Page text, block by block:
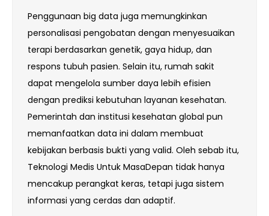
Penggunaan big data juga memungkinkan
personalisasi pengobatan dengan menyesuaikan
terapi berdasarkan genetik, gaya hidup, dan
respons tubuh pasien. Selain itu, rumah sakit
dapat mengelola sumber daya lebih efisien
dengan prediksi kebutuhan layanan kesehatan.
Pemerintah dan institusi kesehatan global pun
memanfaatkan data ini dalam membuat
kebijakan berbasis bukti yang valid. Oleh sebab itu,
Teknologi Medis Untuk MasaDepan tidak hanya
mencakup perangkat keras, tetapi juga sistem
informasi yang cerdas dan adaptif.